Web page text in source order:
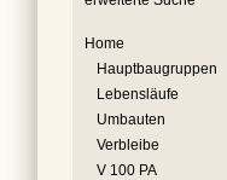
Home
Hauptbaugruppen
Lebensläufe
Umbauten
Verbleibe
V 100 PA